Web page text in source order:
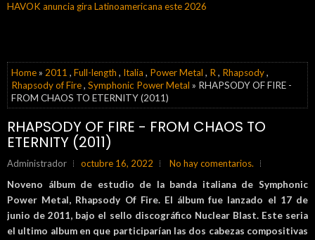
HAVOK anuncia gira Latinoamericana este 2026
Home» 2011 , Full-length , Italia , Power Metal , R , Rhapsody,
Rhapsody of Fire, Symphonic Power Metal » RHAPSODY OF FIRE -
FROM CHAOS TO ETERNITY (2011)
RHAPSODY OF FIRE - FROM CHAOS TO
ETERNITY (2011)
Administrador octubre 16, 2022
No hay comentarios.
Noveno álbum de estudio de la banda italiana de Symphonic
Power Metal, Rhapsody Of Fire. El álbum fue lanzado el 17 de
junio de 2011, bajo el sello discográfico Nuclear Blast. Este seria
el ultimo album en que participarían las dos cabezas compositivas